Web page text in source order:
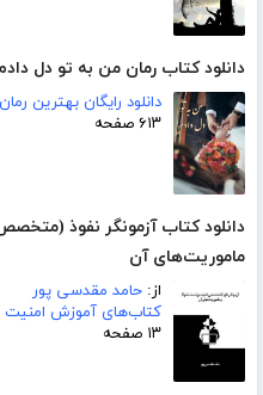
دانلود کتاب رمان من به تو دل
دانلود رایگان بهترین
۶۱۳ صفحه
دانلود کتاب آزمونگر نفوذ
ماموریت‌های آن
از: حامد مقدسی پور
کتاب‌های آموزش امنیت
۱۳ صفحه